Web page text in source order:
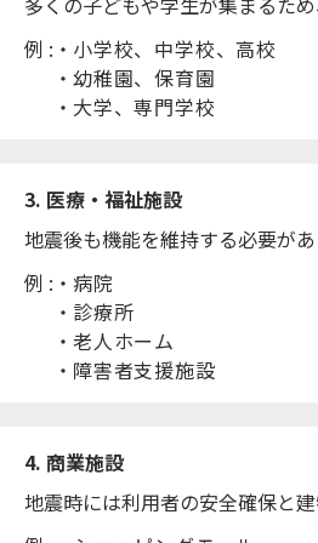
例 :
小学校、中学校、高校
幼稚園、保育園
大学、専門学校
3. 医療・福祉施設
地震後も機能を維持する必要が
例 :
病院
診療所
老人ホーム
障害者支援施設
4. 商業施設
地震時には利用者の安全確保と建